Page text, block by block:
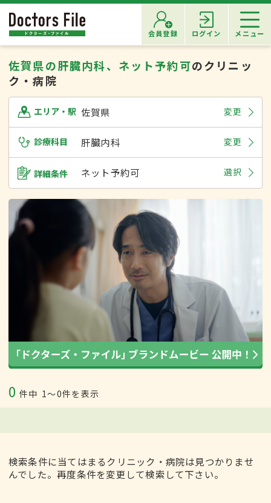
会員登録 ログイン メニュー
佐賀県の肝臓内科、ネット予約可のクリニッ
ク・病院
エリア・駅 佐賀県 変更
診療科目 肝臓内科 変更
詳細条件 ネット予約可 選択
0 件中 1〜0件を表示
検索条件に当てはまるクリニック・病院は見つかりませ
んでした。再度条件を変更して検索して下さい。